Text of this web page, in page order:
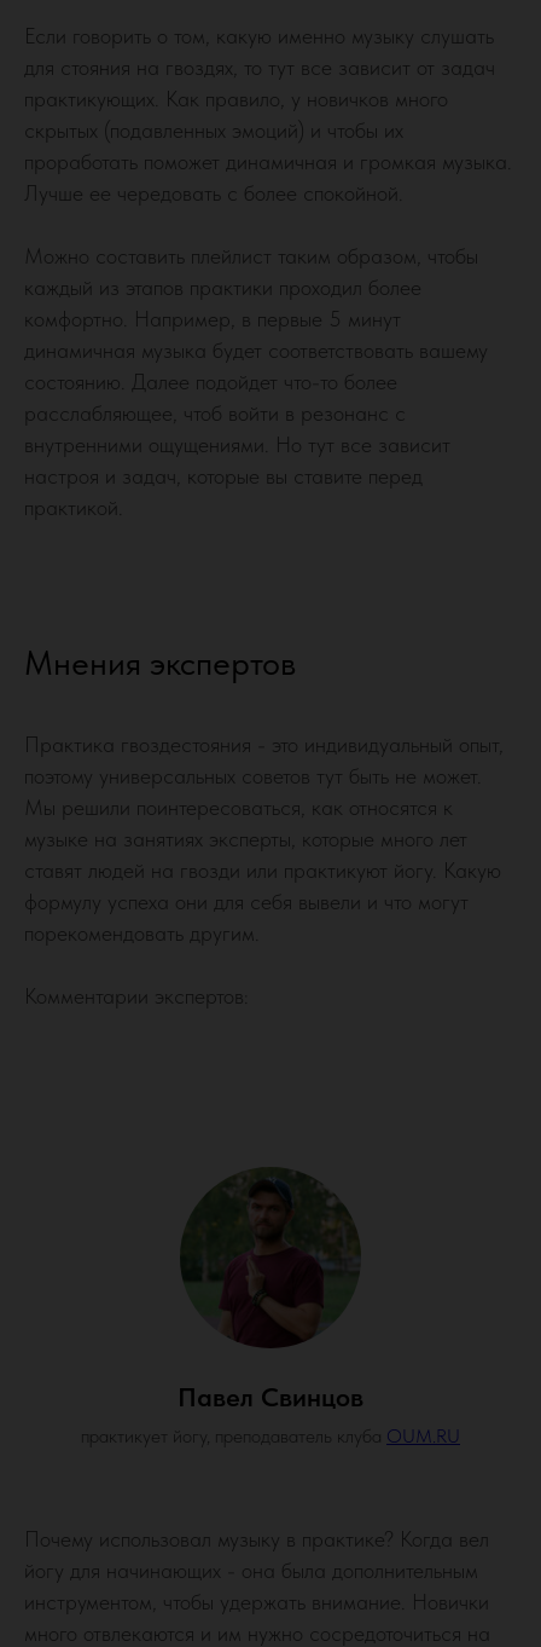
Если говорить о том, какую именно музыку слушать
для стояния на гвоздях, то тут все зависит от задач
практикующих. Как правило, у новичков много
скрытых (подавленных эмоций) и чтобы их
проработать поможет динамичная и громкая музыка.
Лучше ее чередовать с более спокойной.
Можно составить плейлист таким образом, чтобы
каждый из этапов практики проходил более
комфортно. Например, в первые 5 минут
динамичная музыка будет соответствовать вашему
состоянию. Далее подойдет что-то более
расслабляющее, чтоб войти в резонанс с
внутренними ощущениями. Но тут все зависит
настроя и задач, которые вы ставите перед
практикой.
Мнения экспертов
Практика гвоздестояния - это индивидуальный опыт,
поэтому универсальных советов тут быть не может.
Мы решили поинтересоваться, как относятся к
музыке на занятиях эксперты, которые много лет
ставят людей на гвозди или практикуют йогу. Какую
формулу успеха они для себя вывели и что могут
порекомендовать другим.
Комментарии экспертов:
Павел Свинцов
практикует йогу, преподаватель клуба OUM.RU
Почему использовал музыку в практике? Когда вел
йогу для начинающих - она была дополнительным
инструментом, чтобы удержать внимание. Новички
много отвлекаются и им нужно сосредоточиться на